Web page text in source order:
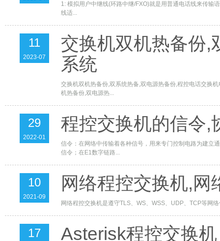
1: 模拟用户中继线(环路中继/FXO)就是用普通电话线来传输
线适...
11
2023-07
交换机双机热备份,
系统
交换机双机热备份,双系统热备,双电源热备份,程控电话交换
机热备份,双电源热...
29
2022-01
程控交换机的信令,
信令：在网络中传输着各种信号，用来专门控制电路为建立
信令；在E1数字链路...
10
2021-09
网络程控交换机,
网络程控交换机是遵守TLS、WS、WSS、UDP、TCP等网
17 Asterisk程控交换机